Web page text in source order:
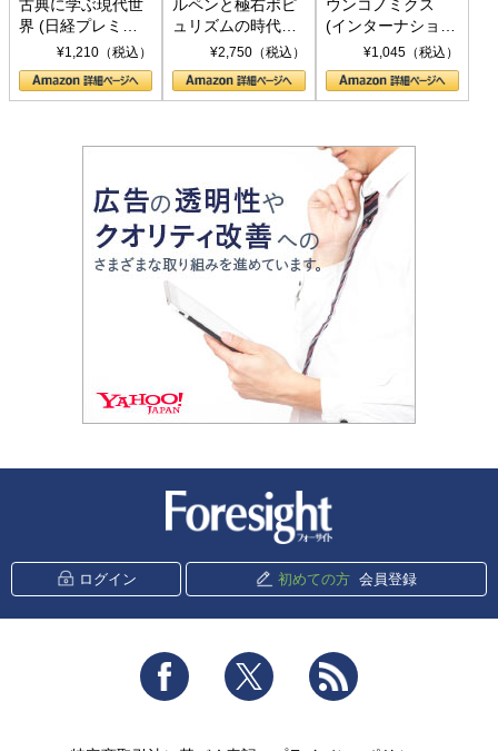
古典に学ぶ現代世
界 (日経プレミア
シリーズ)¥1,210（税込）
ルペンと極右ポピ
ュリズムの時代：
〈ヤヌス〉の二つ
の顔
¥2,750（税込）
ウンコノミクス
(インターナショナ
ル新書)¥1,045（税込）
ログイン 初めての方 会員登録
Facebook Twitter